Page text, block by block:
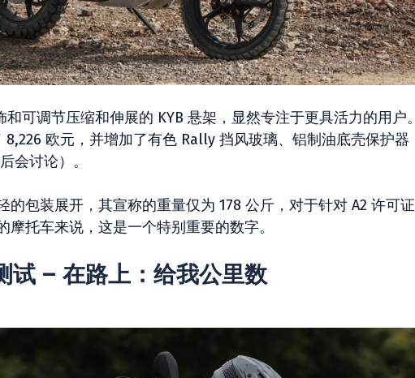
可调节压缩和伸展的 KYB 悬架，显然专注于更具活力的用户。
欧元，并增加了有色 Rally 挡风玻璃、铝制油底壳保护器
会讨论）。
包装展开，其宣称的重量仅为 178 公斤，对于针对 A2 许可证
托车来说，这是一个特别重要的数字。
– 在路上：给我公里数